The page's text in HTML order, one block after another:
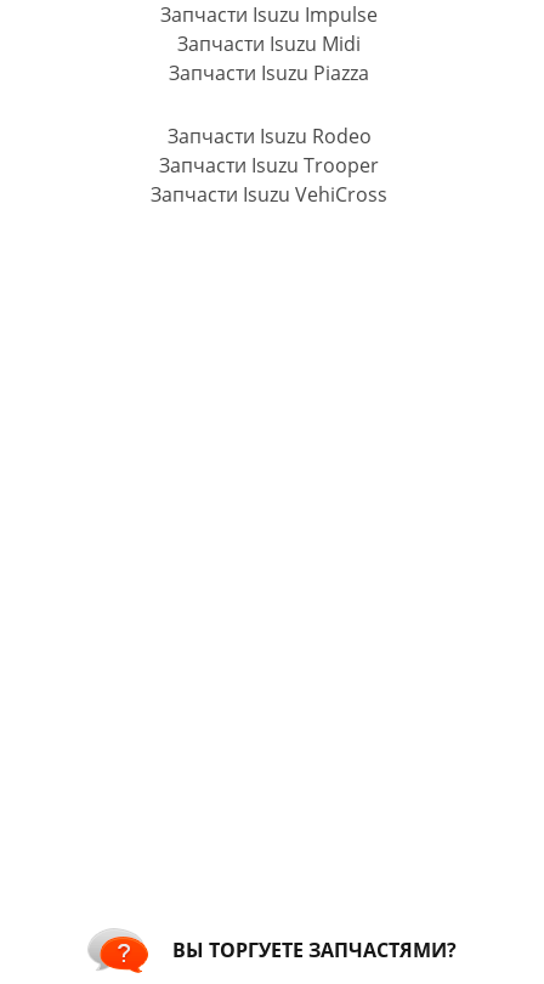
Запчасти Isuzu Impulse
Запчасти Isuzu Midi
Запчасти Isuzu Piazza
Запчасти Isuzu Rodeo
Запчасти Isuzu Trooper
Запчасти Isuzu VehiCross
ВЫ ТОРГУЕТЕ ЗАПЧАСТЯМИ?